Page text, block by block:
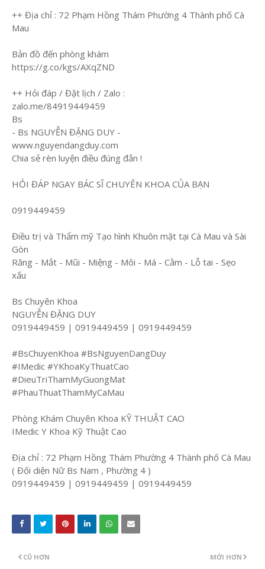
++ Địa chỉ : 72 Phạm Hồng Thám Phường 4 Thành phố Cà
Mau
Bản đồ đến phòng khám
https://g.co/kgs/AXqZND
++ Hỏi đáp / Đặt lịch / Zalo :
zalo.me/84919449459
Bs
- Bs NGUYỄN ĐẶNG DUY -
www.nguyendangduy.com
Chia sẻ rèn luyện điều đúng đắn !
HỎI ĐÁP NGAY BÁC SĨ CHUYÊN KHOA CỦA BẠN
0919449459
Điều trị và Thẩm mỹ Tạo hình Khuôn mặt tại Cà Mau và Sài
Gòn
Răng - Mắt - Mũi - Miệng - Môi - Má - Cằm - Lỗ tai - Sẹo
xấu
Bs Chuyên Khoa
NGUYỄN ĐẶNG DUY
0919449459 | 0919449459 | 0919449459
#BsChuyenKhoa #BsNguyenDangDuy
#IMedic #YKhoaKyThuatCao
#DieuTriThamMyGuongMat
#PhauThuatThamMyCaMau
Phòng Khám Chuyên Khoa KỸ THUẬT CAO
IMedic Y Khoa Kỹ Thuật Cao
Địa chỉ : 72 Phạm Hồng Thám Phường 4 Thành phố Cà Mau
( Đối diện Nữ Bs Nam , Phường 4 )
0919449459 | 0919449459 | 0919449459
MỚI HƠN
CŨ HƠN